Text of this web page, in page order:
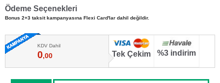
Ödeme Seçenekleri
Bonus 2+3 taksit kampanyasına Flexi Card'lar dahil değildir.
KDV Dahil
0,00 Tek Çekim %3 indirim